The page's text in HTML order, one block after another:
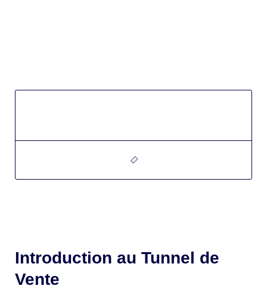
Introduction au Tunnel de
Vente